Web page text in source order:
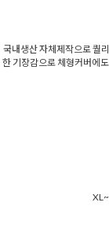
국내생산 자체제작으로 퀄
한 기장감으로 체형커버에